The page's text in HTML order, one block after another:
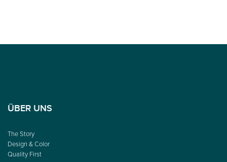
ÜBER UNS
The Story
Design & Color
Quality First